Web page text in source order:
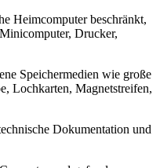
Heimcomputer beschränkt,
Drucker,
Speichermedien wie große
Lochkarten, Magnetstreifen,
Dokumentation und